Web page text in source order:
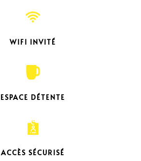
WIFI INVITÉ
ESPACE DÉTENTE
ACCÈS SÉCURISÉ